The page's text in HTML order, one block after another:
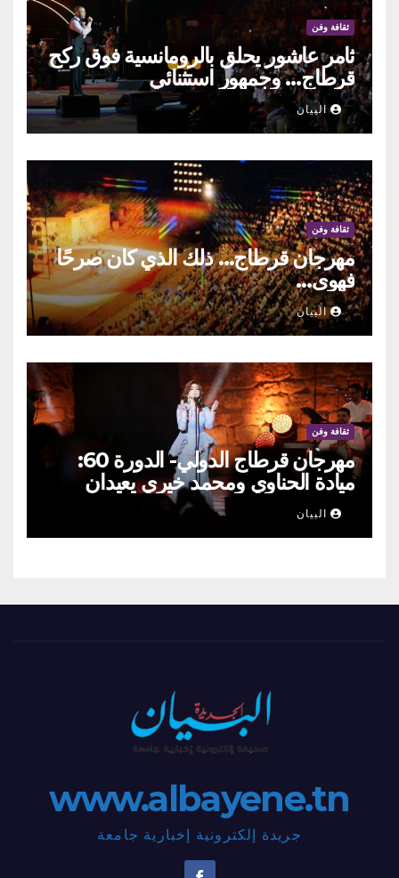
ثقافة وفن
ثامر عاشور يحلق بالرومانسية فوق ركح
قرطاج… وجمهور استثنائي
البيان
ثقافة وفن
مهرجان قرطاج… ذلك الذي كان صرحًا
فهوى…
البيان
ثقافة وفن
مهرجان قرطاج الدولي- الدورة 60:
ميادة الحناوي ومحمد خيري يعيدان
الطرب السوري إلى ركح قرطاج
البيان
www.albayene.tn
جريدة إلكترونية إخبارية جامعة